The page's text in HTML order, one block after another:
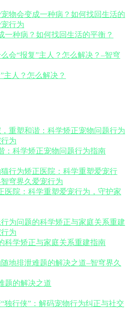
一种病？如何找回生活的平衡？
主人？怎么解决？
：科学矫正宠物问题行为指南
医院：科学重塑爱宠行为，守护家
科学矫正与家庭关系重建指南
题的解决之道